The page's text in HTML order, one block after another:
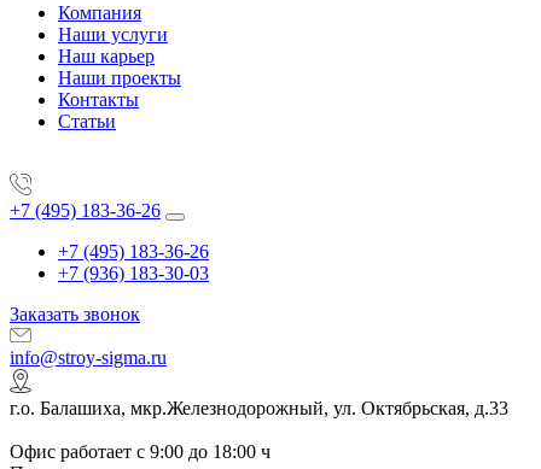
Компания
Наши услуги
Наш карьер
Наши проекты
Контакты
Статьи
+7 (495) 183-36-26
+7 (495) 183-36-26
+7 (936) 183-30-03
Заказать звонок
info@stroy-sigma.ru
г.о. Балашиха, мкр.Железнодорожный, ул. Октябрьская, д.33
Офис работает с 9:00 до 18:00 ч